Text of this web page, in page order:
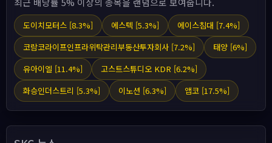
도이치모터스 [8.3%] 에스텍 [5.3%]
에이스침대 [7.4%]
코람코라이프인프라위탁관리부동산투자회사 [7.2%]
태양 [6%]
유아이엘 [11.4%]
고스트스튜디오 KDR [6.2%]
화승인더스트리 [5.3%]
이노션 [6.3%] 앱코 [17.5%]